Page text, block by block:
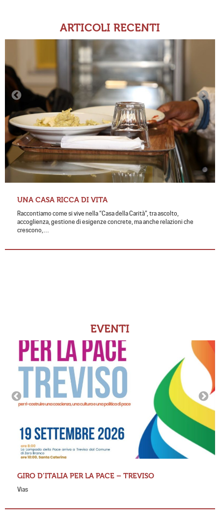
ARTICOLI RECENTI
UNA CASA RICCA DI VITA
Raccontiamo come si vive nella “Casa della Carità”, tra ascolto,
accoglienza, gestione di esigenze concrete, ma anche relazioni che
crescono,…
EVENTI
GIRO D’ITALIA PER LA PACE – TREVISO
Vias